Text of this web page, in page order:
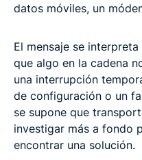
datos móviles, un
El mensaje se
que algo en la cadena
una interrupción
de configuración o un
se supone que
investigar más a fondo
encontrar una solución.